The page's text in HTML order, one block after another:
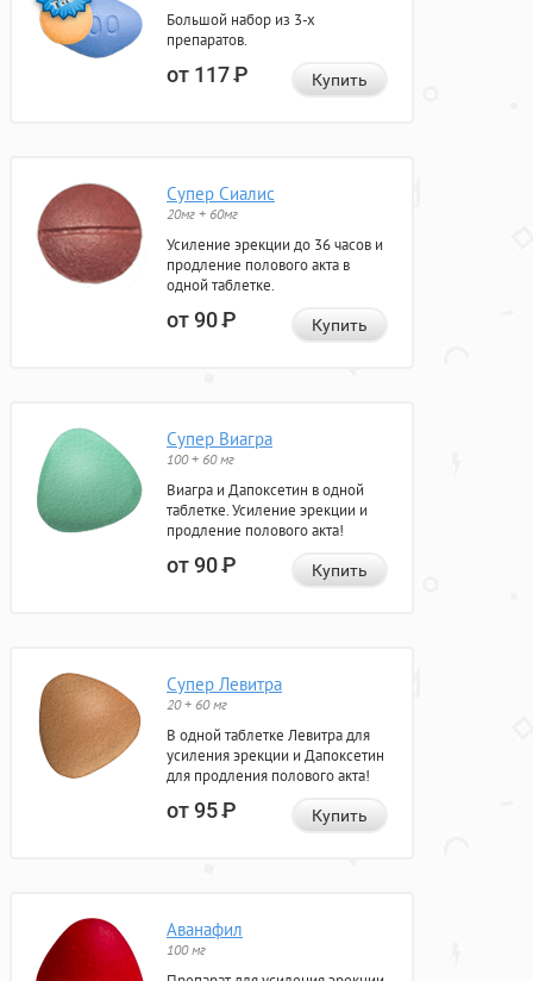
Большой набор из 3-х
препаратов.
от 117Р Купить
Супер Сиалис
20мг + 60мг
Усиление эрекции до 36 часов и
продление полового акта в
одной таблетке.
от 90Р Купить
Супер Виагра
100 + 60 мг
Виагра и Дапоксетин в одной
таблетке. Усиление эрекции и
продление полового акта!
от 90Р Купить
Супер Левитра
20 + 60 мг
В одной таблетке Левитра для
усиления эрекции и Дапоксетин
для продления полового акта!
от 95Р Купить
Аванафил
100 мг